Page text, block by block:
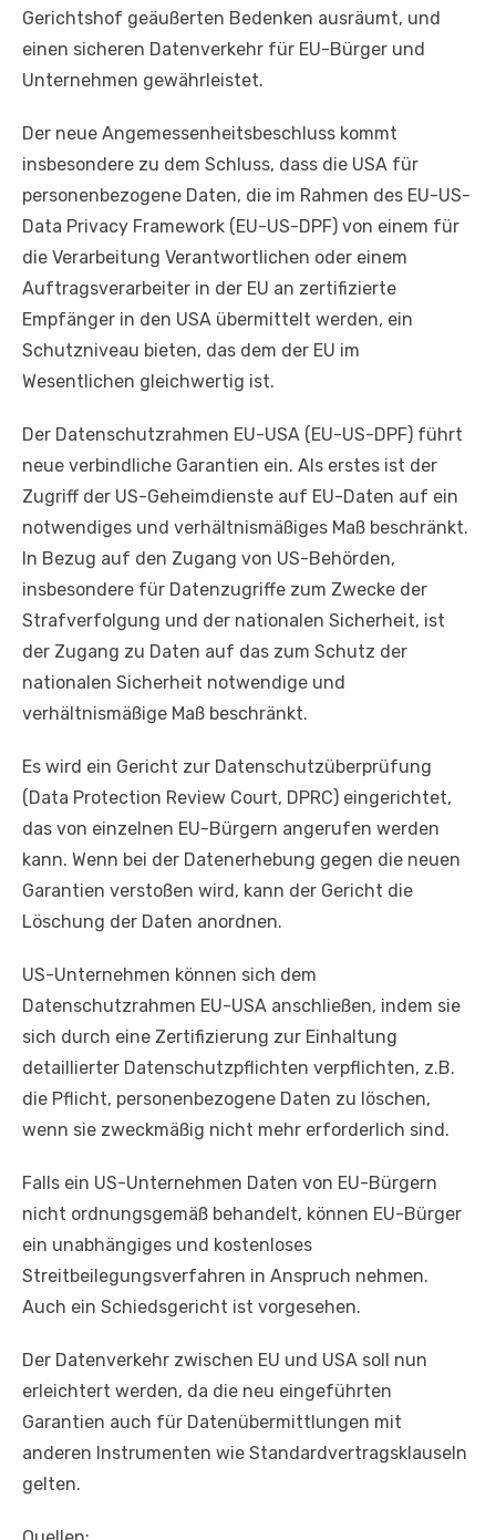
Gerichtshof geäußerten Bedenken ausräumt, und
einen sicheren Datenverkehr für EU-Bürger und
Unternehmen gewährleistet.
Der neue Angemessenheitsbeschluss kommt
insbesondere zu dem Schluss, dass die USA für
personenbezogene Daten, die im Rahmen des EU-US-
Data Privacy Framework (EU-US-DPF) von einem für
die Verarbeitung Verantwortlichen oder einem
Auftragsverarbeiter in der EU an zertifizierte
Empfänger in den USA übermittelt werden, ein
Schutzniveau bieten, das dem der EU im
Wesentlichen gleichwertig ist.
Der Datenschutzrahmen EU-USA (EU-US-DPF) führt
neue verbindliche Garantien ein. Als erstes ist der
Zugriff der US-Geheimdienste auf EU-Daten auf ein
notwendiges und verhältnismäßiges Maß beschränkt.
In Bezug auf den Zugang von US-Behörden,
insbesondere für Datenzugriffe zum Zwecke der
Strafverfolgung und der nationalen Sicherheit, ist
der Zugang zu Daten auf das zum Schutz der
nationalen Sicherheit notwendige und
verhältnismäßige Maß beschränkt.
Es wird ein Gericht zur Datenschutzüberprüfung
(Data Protection Review Court, DPRC) eingerichtet,
das von einzelnen EU-Bürgern angerufen werden
kann. Wenn bei der Datenerhebung gegen die neuen
Garantien verstoßen wird, kann der Gericht die
Löschung der Daten anordnen.
US-Unternehmen können sich dem
Datenschutzrahmen EU-USA anschließen, indem sie
sich durch eine Zertifizierung zur Einhaltung
detaillierter Datenschutzpflichten verpflichten, z.B.
die Pflicht, personenbezogene Daten zu löschen,
wenn sie zweckmäßig nicht mehr erforderlich sind.
Falls ein US-Unternehmen Daten von EU-Bürgern
nicht ordnungsgemäß behandelt, können EU-Bürger
ein unabhängiges und kostenloses
Streitbeilegungsverfahren in Anspruch nehmen.
Auch ein Schiedsgericht ist vorgesehen.
Der Datenverkehr zwischen EU und USA soll nun
erleichtert werden, da die neu eingeführten
Garantien auch für Datenübermittlungen mit
anderen Instrumenten wie Standardvertragsklauseln
gelten.